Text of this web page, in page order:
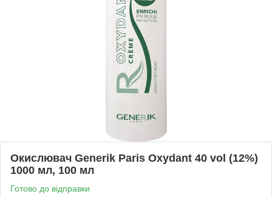
Окислювач Generik Paris Oxydant 40 vol (12%)
1000 мл, 100 мл
Готово до відправки